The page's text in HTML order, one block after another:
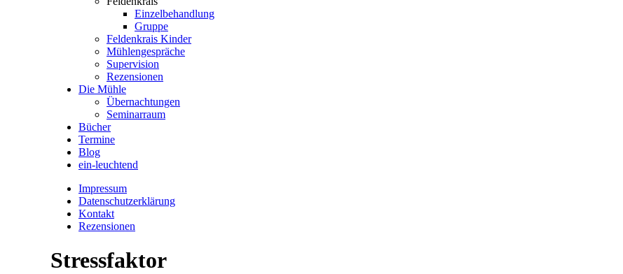
Einzelbehandlung
Gruppe
Feldenkrais Kinder
Mühlengespräche
Supervision
Rezensionen
Die Mühle
Übernachtungen
Seminarraum
Bücher
Termine
Blog
ein-leuchtend
Impressum
Datenschutzerklärung
Kontakt
Rezensionen
Stressfaktor